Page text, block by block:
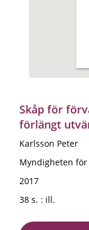
Skåp för
förlängt
Karlsson Peter
Myndigheten för
2017
38 s. : ill.